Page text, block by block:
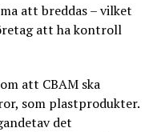
att breddas – vilket
att ha kontroll
att CBAM ska
som plastprodukter.
det